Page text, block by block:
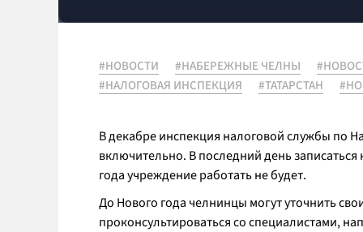
#НОВОСТИ #НАБЕРЕЖНЫЕ ЧЕЛНЫ
#НАЛОГОВАЯ ИНСПЕКЦИЯ
#ТАТАРСТАН
В декабре инспекция налоговой службы по
включительно. В последний день
года учреждение работать не будет.
До Нового года челнинцы могут уточнить
проконсультироваться со специалистами,